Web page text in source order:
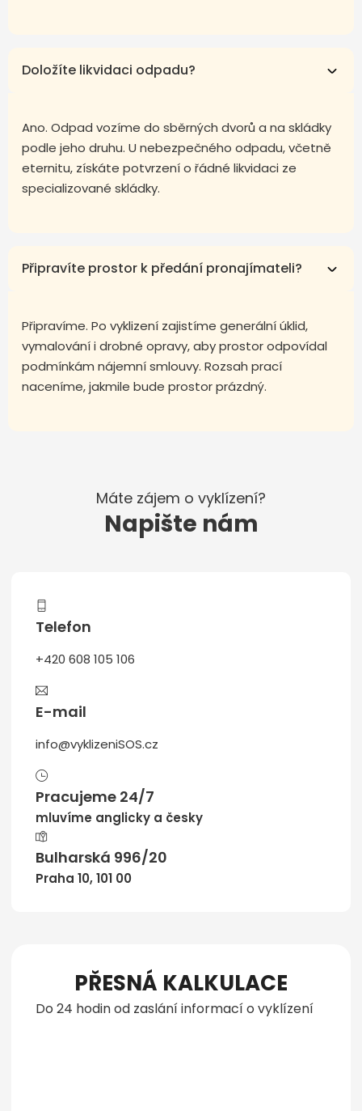
Doložíte likvidaci odpadu?
Ano. Odpad vozíme do sběrných dvorů a na skládky
podle jeho druhu. U nebezpečného odpadu, včetně
eternitu, získáte potvrzení o řádné likvidaci ze
specializované skládky.
Připravíte prostor k předání pronajímateli?
Připravíme. Po vyklizení zajistíme generální úklid,
vymalování i drobné opravy, aby prostor odpovídal
podmínkám nájemní smlouvy. Rozsah prací
naceníme, jakmile bude prostor prázdný.
Máte zájem o vyklízení?
Napište nám
Telefon
+420 608 105 106
E-mail
info@vyklizeniSOS.cz
Pracujeme 24/7
mluvíme anglicky a česky
Bulharská 996/20
Praha 10, 101 00
PŘESNÁ KALKULACE
Do 24 hodin od zaslání informací o vyklízení